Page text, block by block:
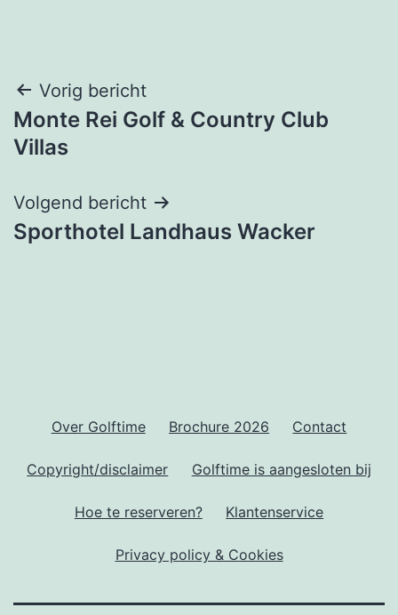
Bericht
navigatie
Vorig bericht
Monte Rei Golf & Country Club
Villas
Volgend bericht
Sporthotel Landhaus Wacker
Over Golftime Brochure 2026 Contact
Copyright/disclaimer Golftime is aangesloten bij
Hoe te reserveren? Klantenservice
Privacy policy & Cookies